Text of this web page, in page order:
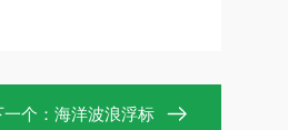
个： 海洋波浪浮标